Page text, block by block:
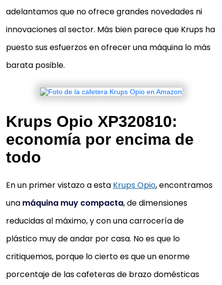
adelantamos que no ofrece grandes novedades ni
innovaciones al sector. Más bien parece que Krups ha
puesto sus esfuerzos en ofrecer una máquina lo más
barata posible.
Krups Opio XP320810:
economía por encima de
todo
En un primer vistazo a esta Krups Opio, encontramos
una máquina muy compacta, de dimensiones
reducidas al máximo, y con una carrocería de
plástico muy de andar por casa. No es que lo
critiquemos, porque lo cierto es que un enorme
porcentaje de las cafeteras de brazo domésticas